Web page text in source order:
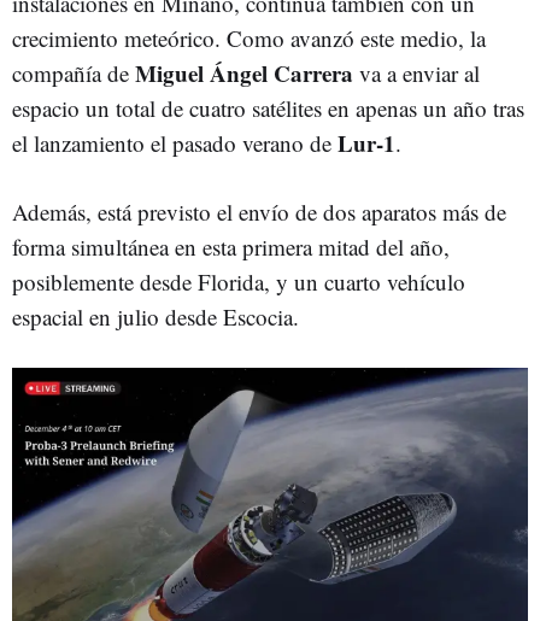
crecimiento meteórico. Como avanzó este medio, la
compañía de Miguel Ángel Carrera va a enviar al
espacio un total de cuatro satélites en apenas un año tras
el lanzamiento el pasado verano de Lur-1.
Además, está previsto el envío de dos aparatos más de
forma simultánea en esta primera mitad del año,
posiblemente desde Florida, y un cuarto vehículo
espacial en julio desde Escocia.